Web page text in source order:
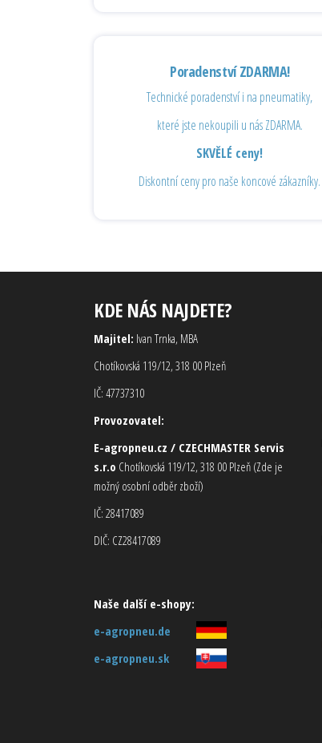
Poradenství ZDARMA!
Technické poradenství i na pneumatiky,
které jste nekoupili u nás ZDARMA.
SKVĚLÉ ceny!
Diskontní ceny pro naše koncové zákazníky.
KDE NÁS NAJDETE?
Majitel: Ivan Trnka, MBA
Chotíkovská 119/12, 318 00 Plzeň
IČ: 47737310
Provozovatel:
E-agropneu.cz / CZECHMASTER Servis
s.r.o Chotíkovská 119/12, 318 00 Plzeň (Zde je
možný osobní odběr zboží)
IČ: 28417089
DIČ: CZ28417089
Naše další e-shopy:
e-agropneu.de
e-agropneu.sk